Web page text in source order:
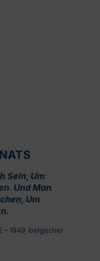
Sein, Um
Und Man
Um
– 1949, belgischer